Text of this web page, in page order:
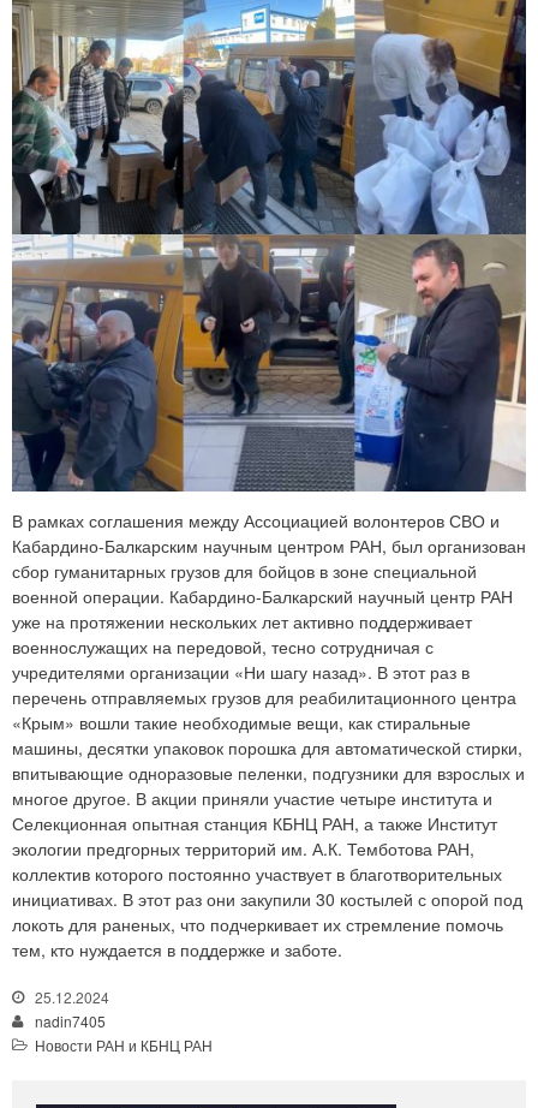
В рамках соглашения между Ассоциацией волонтеров СВО и
Кабардино-Балкарским научным центром РАН, был организован
сбор гуманитарных грузов для бойцов в зоне специальной
военной операции. Кабардино-Балкарский научный центр РАН
уже на протяжении нескольких лет активно поддерживает
военнослужащих на передовой, тесно сотрудничая с
учредителями организации «Ни шагу назад». В этот раз в
перечень отправляемых грузов для реабилитационного центра
«Крым» вошли такие необходимые вещи, как стиральные
машины, десятки упаковок порошка для автоматической стирки,
впитывающие одноразовые пеленки, подгузники для взрослых и
многое другое. В акции приняли участие четыре института и
Селекционная опытная станция КБНЦ РАН, а также Институт
экологии предгорных территорий им. А.К. Темботова РАН,
коллектив которого постоянно участвует в благотворительных
инициативах. В этот раз они закупили 30 костылей с опорой под
локоть для раненых, что подчеркивает их стремление помочь
тем, кто нуждается в поддержке и заботе.
25.12.2024
nadin7405
Новости РАН и КБНЦ РАН